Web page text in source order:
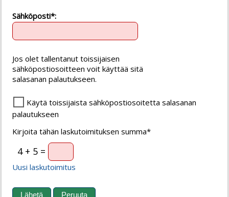
Sähköposti*:
Jos olet tallentanut toissijaisen
sähköpostiosoitteen voit käyttää sitä
salasanan palautukseen.
Käytä toissijaista sähköpostiosoitetta salasanan
palautukseen
Kirjoita tähän laskutoimituksen summa*
4 + 5 =
Uusi laskutoimitus